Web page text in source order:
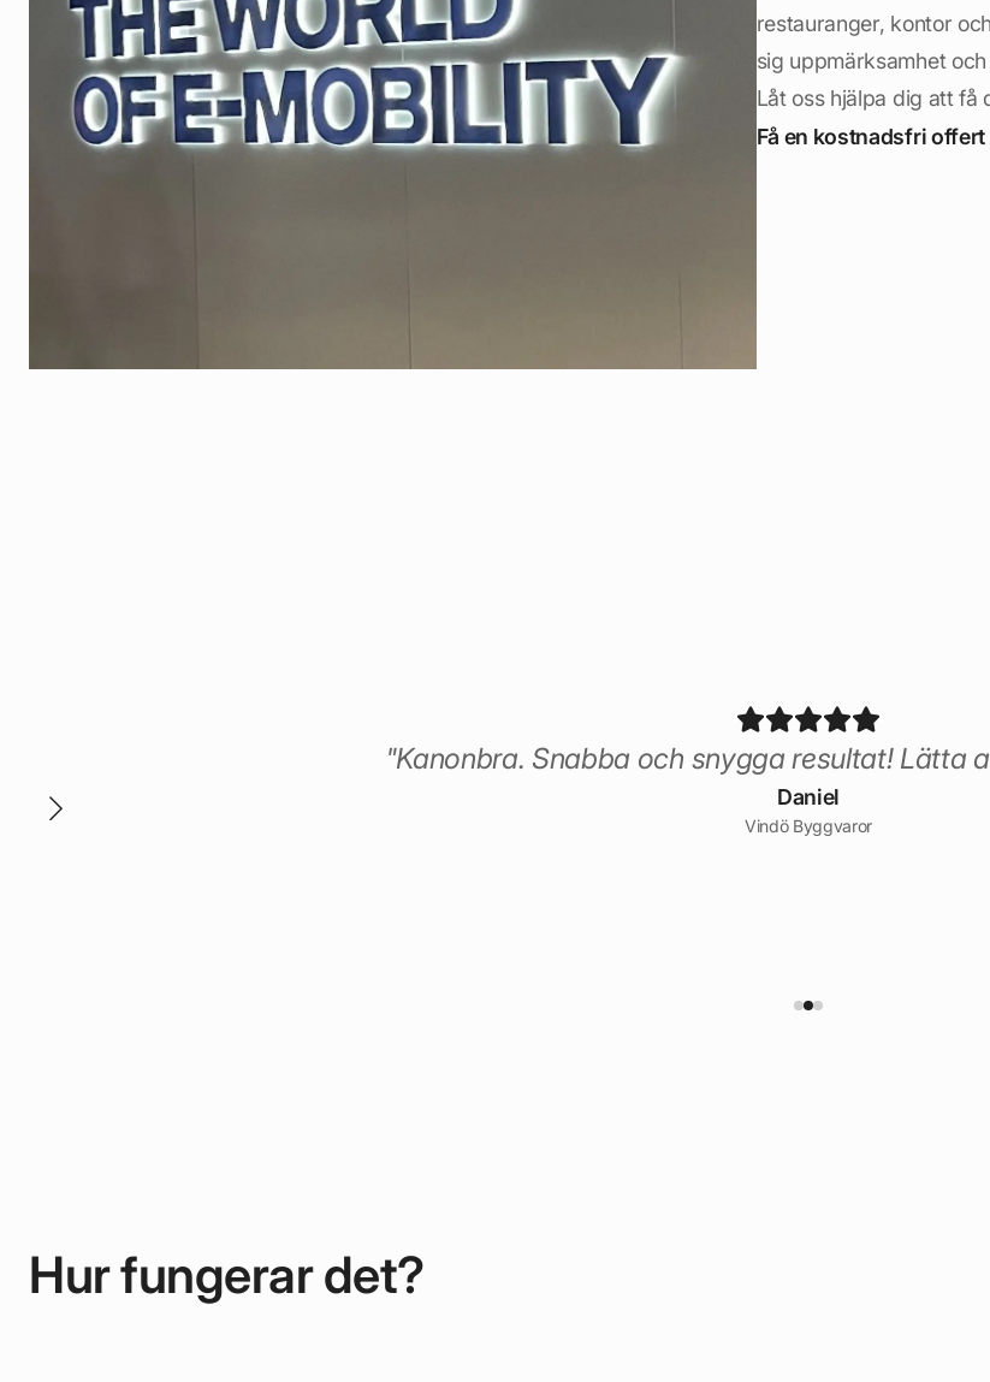
restauranger, kontor
sig uppmärksamhet
Låt oss hjälpa dig att
Få en kostnadsfri offert
"Kanonbra. Snabba och snygga resultat! Lätta
Daniel
Vindö Byggvaror
Hur fungerar det?